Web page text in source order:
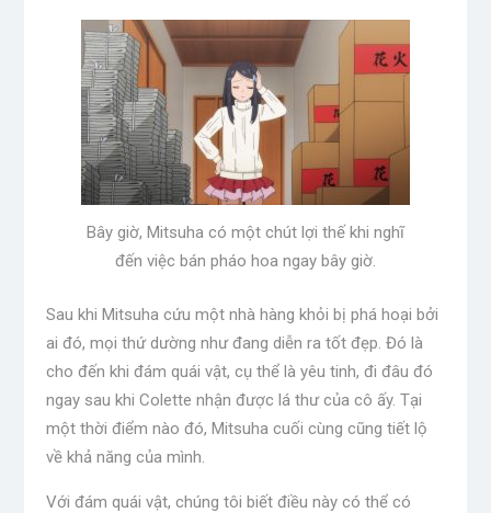
Bây giờ, Mitsuha có một chút lợi thế khi nghĩ
đến việc bán pháo hoa ngay bây giờ.
Sau khi Mitsuha cứu một nhà hàng khỏi bị phá hoại bởi
ai đó, mọi thứ dường như đang diễn ra tốt đẹp. Đó là
cho đến khi đám quái vật, cụ thể là yêu tinh, đi đâu đó
ngay sau khi Colette nhận được lá thư của cô ấy. Tại
một thời điểm nào đó, Mitsuha cuối cùng cũng tiết lộ
về khả năng của mình.
Với đám quái vật, chúng tôi biết điều này có thể có